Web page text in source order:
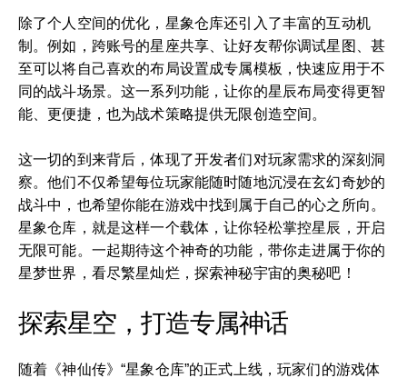
除了个人空间的优化，星象仓库还引入了丰富的互动机
制。例如，跨账号的星座共享、让好友帮你调试星图、甚
至可以将自己喜欢的布局设置成专属模板，快速应用于不
同的战斗场景。这一系列功能，让你的星辰布局变得更智
能、更便捷，也为战术策略提供无限创造空间。
这一切的到来背后，体现了开发者们对玩家需求的深刻洞
察。他们不仅希望每位玩家能随时随地沉浸在玄幻奇妙的
战斗中，也希望你能在游戏中找到属于自己的心之所向。
星象仓库，就是这样一个载体，让你轻松掌控星辰，开启
无限可能。一起期待这个神奇的功能，带你走进属于你的
星梦世界，看尽繁星灿烂，探索神秘宇宙的奥秘吧！
探索星空，打造专属神话
随着《神仙传》“星象仓库”的正式上线，玩家们的游戏体